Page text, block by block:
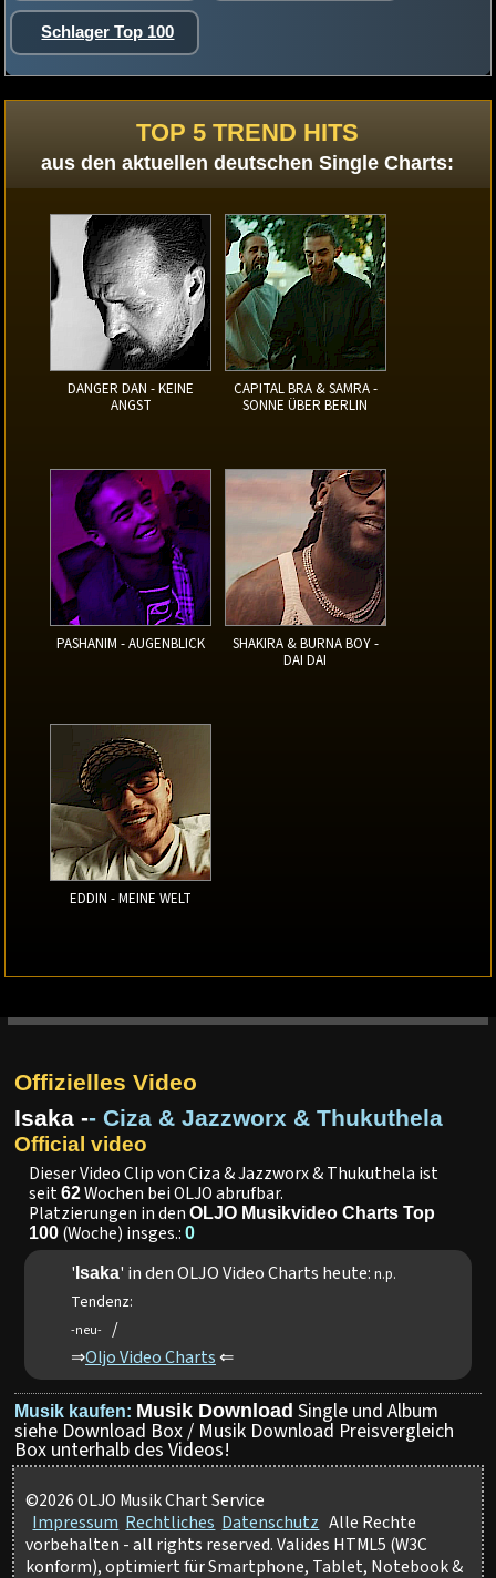
Schlager Top 100
TOP 5 TREND HITS
aus den aktuellen deutschen Single Charts:
DANGER DAN - KEINE
ANGST
CAPITAL BRA & SAMRA -
SONNE ÜBER BERLIN
PASHANIM - AUGENBLICK
SHAKIRA & BURNA BOY -
DAI DAI
EDDIN - MEINE WELT
Offizielles Video
Isaka -- Ciza & Jazzworx & Thukuthela
Official video
Dieser Video Clip von Ciza & Jazzworx & Thukuthela ist
seit62Wochen bei OLJO abrufbar.
Platzierungen in denOLJO Musikvideo Charts Top
100 (Woche) insges.:0
'Isaka' in den OLJO Video Charts heute: n.p.
Tendenz:
-neu- /
⇒Oljo Video Charts ⇐
Musik kaufen: Musik Download Single und Album
siehe Download Box / Musik Download Preisvergleich
Box unterhalb des Videos!
©2026 OLJO Musik Chart Service
Impressum Rechtliches Datenschutz Alle Rechte
vorbehalten - all rights reserved. Valides HTML5 (W3C
konform), optimiert für Smartphone, Tablet, Notebook &